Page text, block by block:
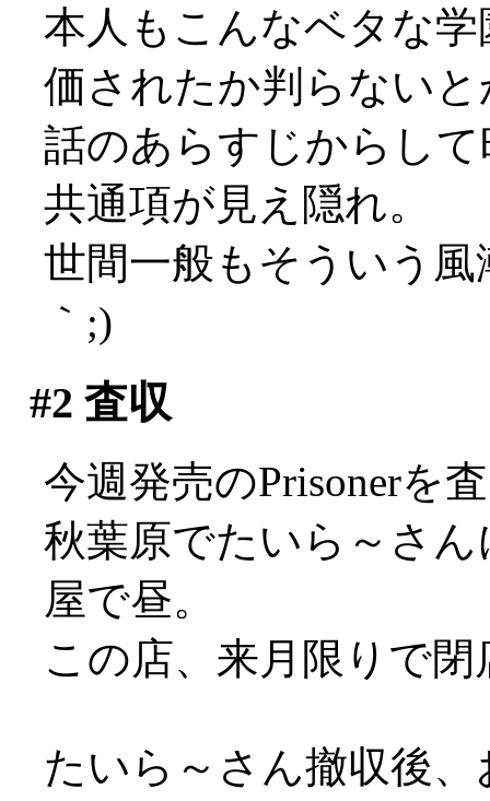
本人もこんなベタな
価されたか判らないと
話のあらすじからし
共通項が見え隠れ。
世間一般もそういう
｀;)
#2 査収
今週発売のPrisonerを
秋葉原でたいら～さ
屋で昼。
この店、来月限りで
たいら～さん撤収後